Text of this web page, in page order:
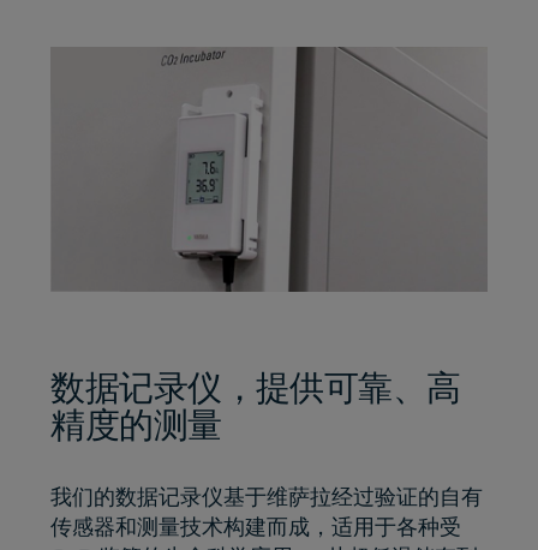
数据记录仪，提供可靠、高
精度的测量
我们的数据记录仪基于维萨拉经过验证的自有
传感器和测量技术构建而成，适用于各种受